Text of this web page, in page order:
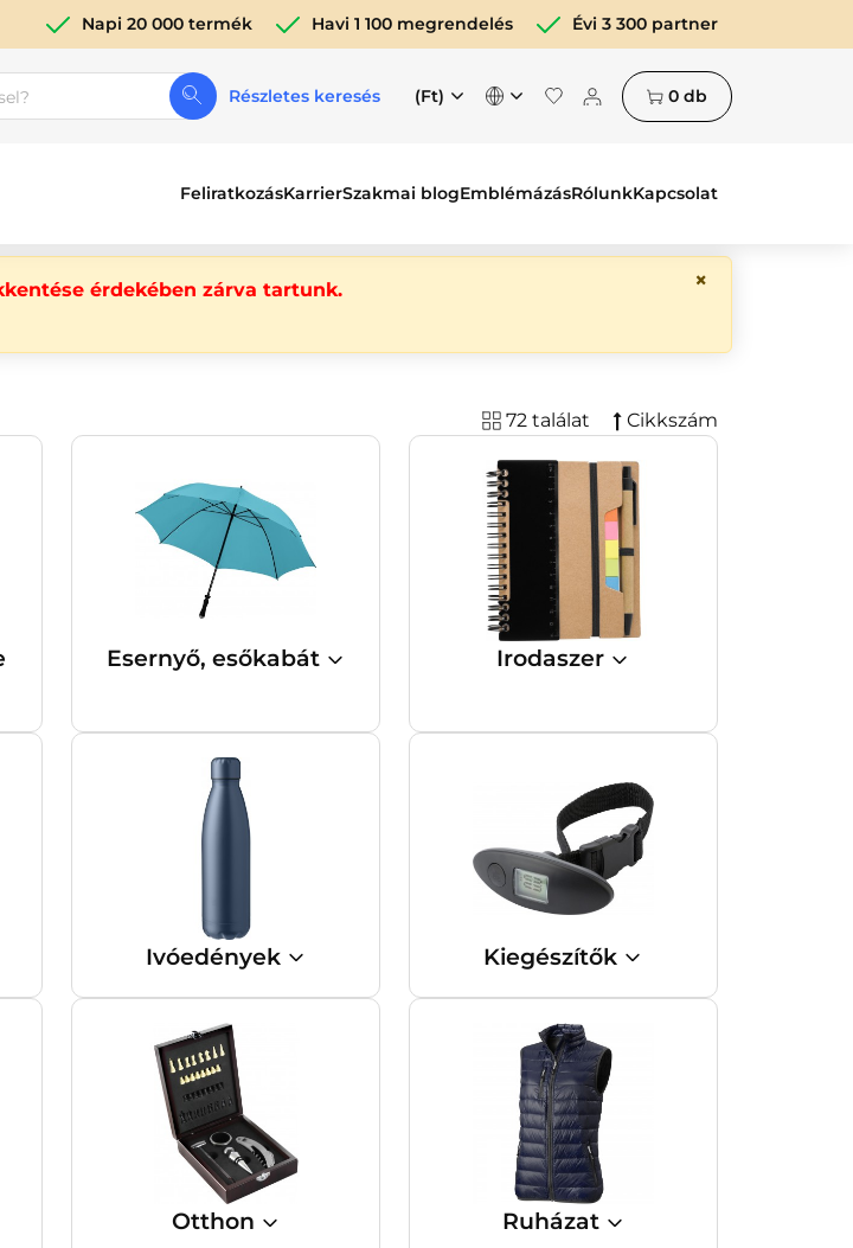
Napi 20 000 termék Havi 1 100 megrendelés Évi 3 300 partner
Részletes keresés (Ft) 0 db
FeliratkozásKarrierSzakmai blogEmblémázásRólunkKapcsolat
×
érdekében zárva tartunk.
72 találat Cikkszám
Esernyő, esőkabát Irodaszer
Ivóedények Kiegészítők
Otthon Ruházat